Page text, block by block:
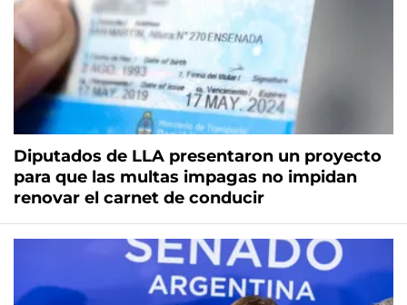
Diputados de LLA presentaron un proyecto
para que las multas impagas no impidan
renovar el carnet de conducir